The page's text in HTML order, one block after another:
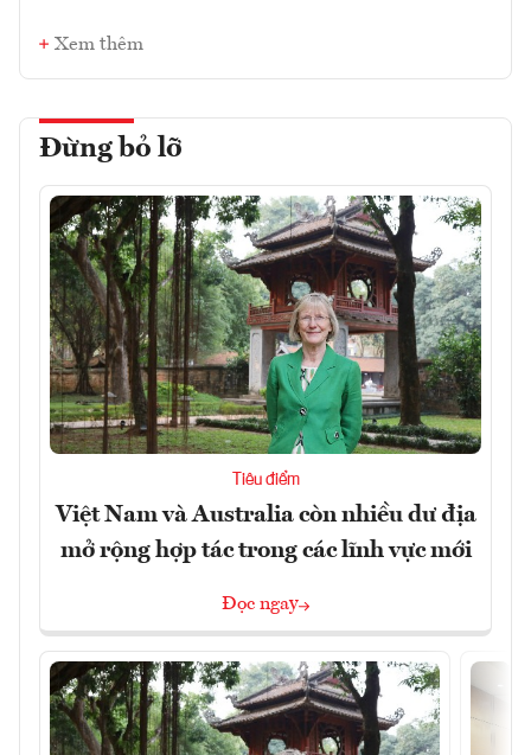
Xem thêm
Đừng bỏ lỡ
Tiêu điểm
Việt Nam và Australia còn nhiều dư địa
mở rộng hợp tác trong các lĩnh vực mới
Đọc ngay